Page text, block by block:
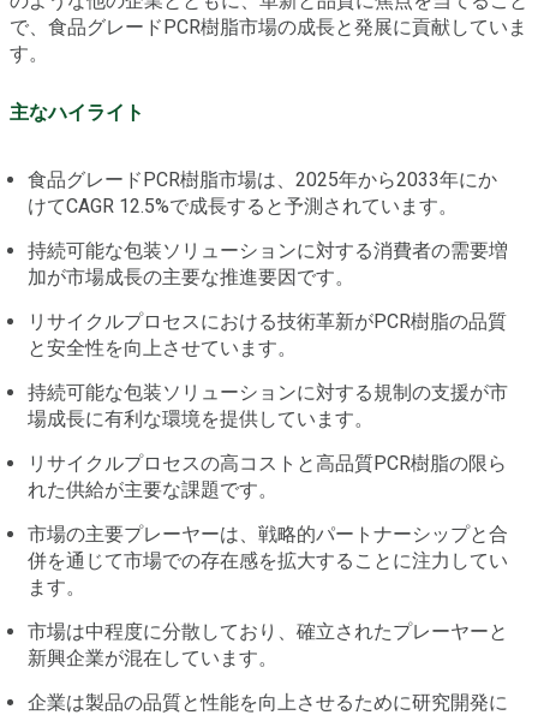
で、食品グレードPCR樹脂市場の成長と発展に貢献していま
す。
主なハイライト
食品グレードPCR樹脂市場は、2025年から2033年にか
けてCAGR 12.5%で成長すると予測されています。
持続可能な包装ソリューションに対する消費者の需要増
加が市場成長の主要な推進要因です。
リサイクルプロセスにおける技術革新がPCR樹脂の品質
と安全性を向上させています。
持続可能な包装ソリューションに対する規制の支援が市
場成長に有利な環境を提供しています。
リサイクルプロセスの高コストと高品質PCR樹脂の限ら
れた供給が主要な課題です。
市場の主要プレーヤーは、戦略的パートナーシップと合
併を通じて市場での存在感を拡大することに注力してい
ます。
市場は中程度に分散しており、確立されたプレーヤーと
新興企業が混在しています。
企業は製品の品質と性能を向上させるために研究開発に